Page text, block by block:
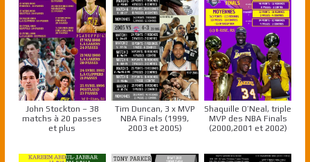
John Stockton – 38
matchs à 20 passes
et plus
Tim Duncan, 3 x MVP
NBA Finals (1999,
2003 et 2005)
Shaquille O’Neal, triple
MVP des NBA Finals
(2000,2001 et 2002)